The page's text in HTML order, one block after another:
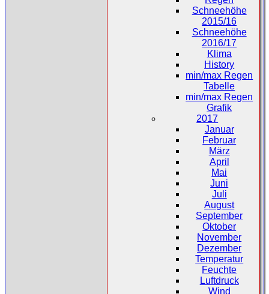
Schneehöhe
2015/16
Schneehöhe
2016/17
Klima
History
min/max Regen
Tabelle
min/max Regen
Grafik
2017
Januar
Februar
März
April
Mai
Juni
Juli
August
September
Oktober
November
Dezember
Temperatur
Feuchte
Luftdruck
Wind